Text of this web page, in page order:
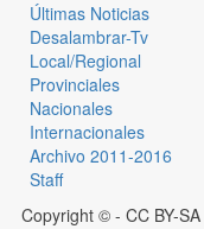
Últimas Noticias
Desalambrar-Tv
Local/Regional
Provinciales
Nacionales
Internacionales
Archivo 2011-2016
Staff
Copyright © - CC BY-SA